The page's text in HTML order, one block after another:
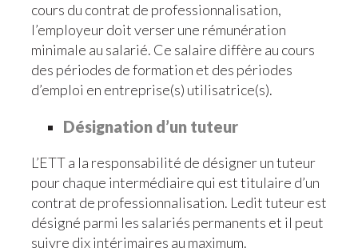
cours du contrat de professionnalisation,
l’employeur doit verser une rémunération
minimale au salarié. Ce salaire diffère au cours
des périodes de formation et des périodes
d’emploi en entreprise(s) utilisatrice(s).
Désignation d’un tuteur
L’ETT a la responsabilité de désigner un tuteur
pour chaque intermédiaire qui est titulaire d’un
contrat de professionnalisation. Ledit tuteur est
désigné parmi les salariés permanents et il peut
suivre dix intérimaires au maximum.